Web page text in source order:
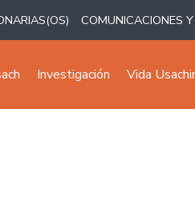
COMUNICACIONES
Investigación Vida